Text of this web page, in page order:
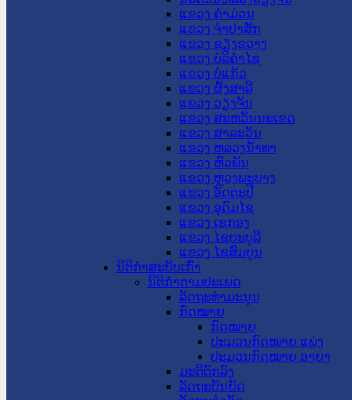
ແຂວງ ຄໍາມ່ວນ
ແຂວງ ຈໍາປາສັກ
ແຂວງ ຊຽງຂວາງ
ແຂວງ ບໍລິຄໍາໄຊ
ແຂວງ ບໍ່ແກ້ວ
ແຂວງ ຜົ້ງສາລີ
ແຂວງ ວຽງຈັນ
ແຂວງ ສະຫວັນນະເຂດ
ແຂວງ ສາລະວັນ
ແຂວງ ຫລວງນໍ້າທາ
ແຂວງ ຫົວພັນ
ແຂວງ ຫຼວງພະບາງ
ແຂວງ ອັດຕະປື
ແຂວງ ອຸດົມໄຊ
ແຂວງ ເຊກອງ
ແຂວງ ໄຊຍະບູລີ
ແຂວງ ໄຊສົມບູນ
ນິຕິກໍາສະບັບເກົ່າ
ນິຕິກຳຕາມປະເພດ
ລັດຖະທໍາມະນູນ
ກົດໝາຍ
ກົດໝາຍ
ປະມວນກົດໝາຍ ແພ່ງ
ປະມວນກົດໝາຍ ອາຍາ
ມະຕິຕົກລົງ
ລັດຖະບັນຍັດ